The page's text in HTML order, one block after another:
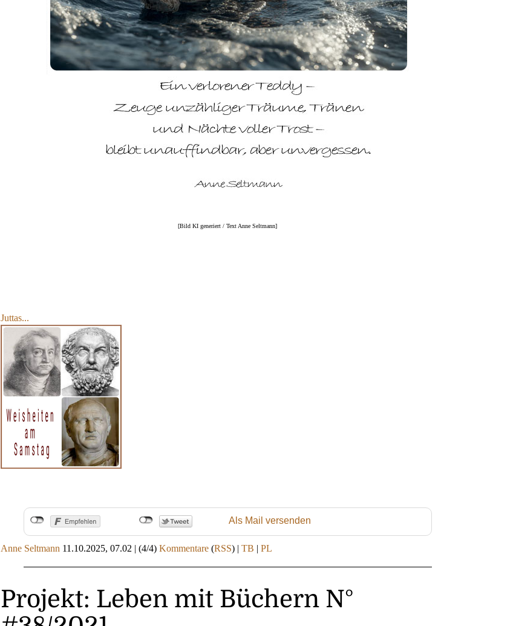
[Bild KI generiert / Text Anne Seltmann]
Juttas...
Als Mail versenden
Anne Seltmann 11.10.2025, 07.02 | (4/4) Kommentare (RSS) | TB | PL
Projekt: Leben mit Büchern N°